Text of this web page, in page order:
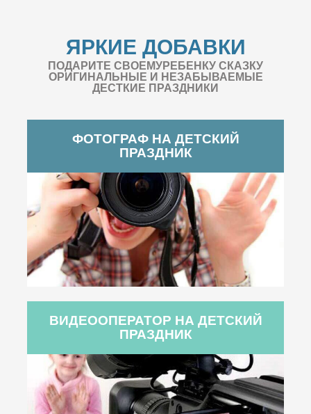
ЯРКИЕ ДОБАВКИ
ПОДАРИТЕ СВОЕМУРЕБЕНКУ СКАЗКУ
ОРИГИНАЛЬНЫЕ И НЕЗАБЫВАЕМЫЕ
ДЕСТКИЕ ПРАЗДНИКИ
ФОТОГРАФ НА ДЕТСКИЙ
ПРАЗДНИК
ВИДЕООПЕРАТОР НА ДЕТСКИЙ
ПРАЗДНИК